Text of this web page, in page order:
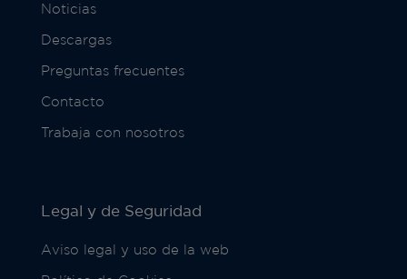
Noticias
Descargas
Preguntas frecuentes
Contacto
Trabaja con nosotros
Legal y de Seguridad
Aviso legal y uso de la web